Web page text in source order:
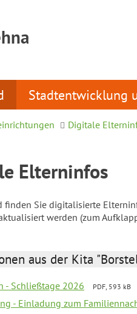
Stadtentwicklung
Digitale
Elterninfos
finden Sie digitalisierte
werden (zum
aus der Kita
- Schließtage 2026 PDF, 593 kB
- Einladung zum